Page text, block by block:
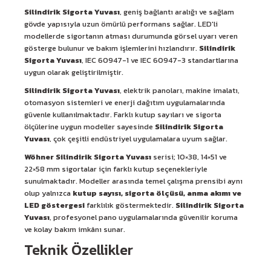
Silindirik Sigorta Yuvası, geniş bağlantı aralığı ve sağlam
gövde yapısıyla uzun ömürlü performans sağlar. LED'li
modellerde sigortanın atması durumunda görsel uyarı veren
gösterge bulunur ve bakım işlemlerini hızlandırır. Silindirik
Sigorta Yuvası, IEC 60947-1 ve IEC 60947-3 standartlarına
uygun olarak geliştirilmiştir.
Silindirik Sigorta Yuvası, elektrik panoları, makine imalatı,
otomasyon sistemleri ve enerji dağıtım uygulamalarında
güvenle kullanılmaktadır. Farklı kutup sayıları ve sigorta
ölçülerine uygun modeller sayesinde Silindirik Sigorta
Yuvası, çok çeşitli endüstriyel uygulamalara uyum sağlar.
Wöhner Silindirik Sigorta Yuvası serisi; 10×38, 14×51 ve
22×58 mm sigortalar için farklı kutup seçenekleriyle
sunulmaktadır. Modeller arasında temel çalışma prensibi aynı
olup yalnızca kutup sayısı, sigorta ölçüsü, anma akımı ve
LED göstergesi farklılık göstermektedir. Silindirik Sigorta
Yuvası, profesyonel pano uygulamalarında güvenilir koruma
ve kolay bakım imkânı sunar.
Teknik Özellikler